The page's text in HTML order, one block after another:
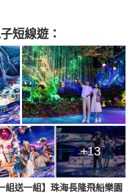
短線遊：
+13
組送一組】珠海長隆飛船樂園